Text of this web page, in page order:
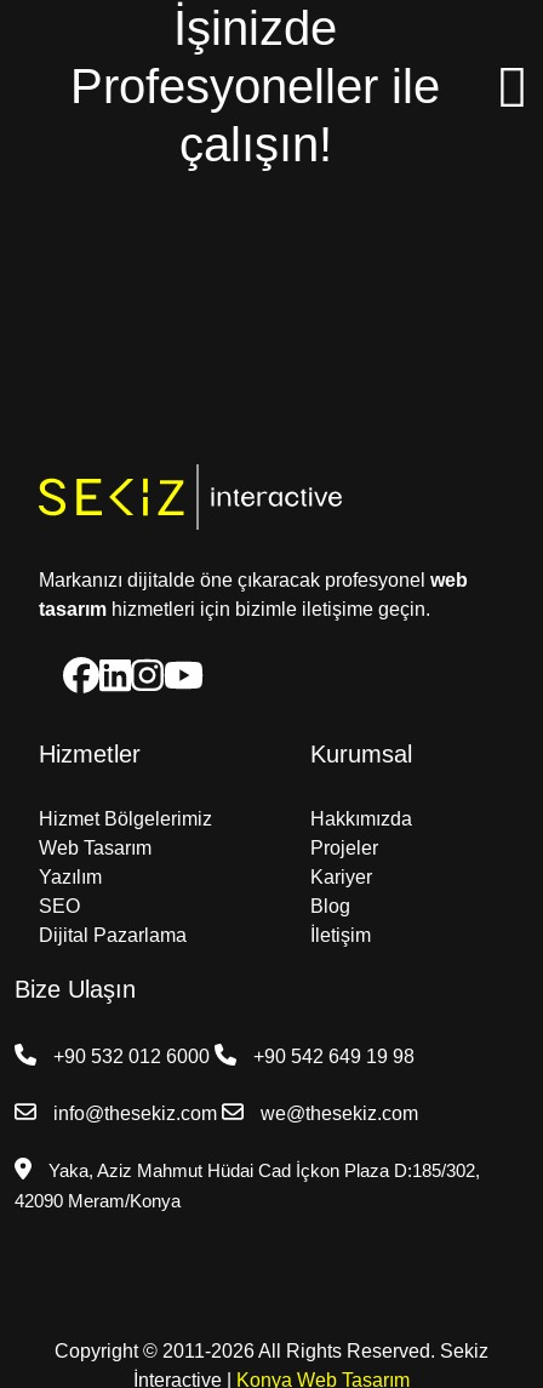
İşinizde
Profesyoneller ile
çalışın!
Markanızı dijitalde öne çıkaracak profesyonel web
tasarım hizmetleri için bizimle iletişime geçin.
Hizmetler
Hizmet Bölgelerimiz
Web Tasarım
Yazılım
SEO
Dijital Pazarlama
Kurumsal
Hakkımızda
Projeler
Kariyer
Blog
İletişim
Bize Ulaşın
+90 532 012 6000 +90 542 649 19 98
info@thesekiz.com we@thesekiz.com
Yaka, Aziz Mahmut Hüdai Cad İçkon Plaza D:185/302,
42090 Meram/Konya
Copyright © 2011-2026All Rights Reserved. Sekiz
İnteractive
Konya Web Tasarım